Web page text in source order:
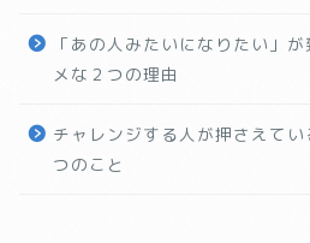
「あの人みたいになりたい」
メな２つの理由
チャレンジする人が押さえてい
つのこと